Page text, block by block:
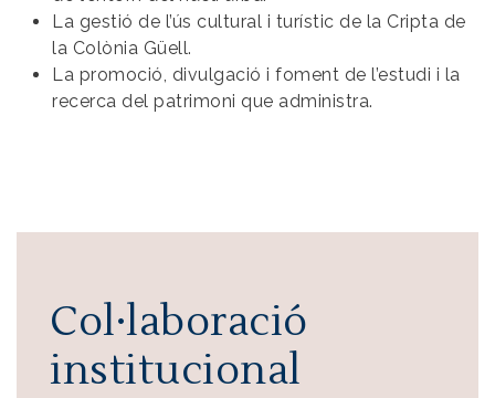
La gestió de l’ús cultural i turístic de la Cripta de
la Colònia Güell.
La promoció, divulgació i foment de l’estudi i la
recerca del patrimoni que administra.
Col·laboració
institucional